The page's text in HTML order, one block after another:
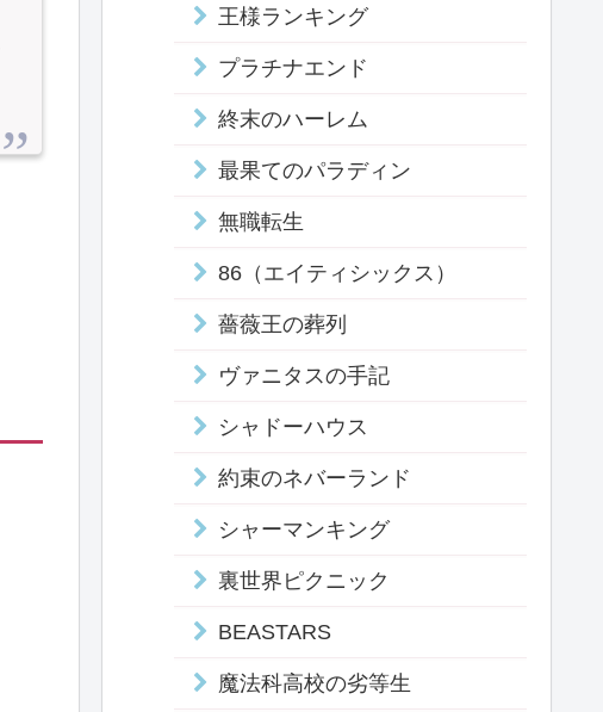
王様ランキング
プラチナエンド
終末のハーレム
最果てのパラディン
無職転生
86（エイティシックス）
薔薇王の葬列
ヴァニタスの手記
シャドーハウス
約束のネバーランド
シャーマンキング
裏世界ピクニック
BEASTARS
魔法科高校の劣等生